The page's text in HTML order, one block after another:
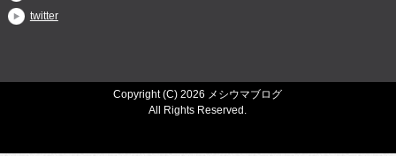
twitter
Copyright (C) 2026 メシウマブログ
All Rights Reserved.